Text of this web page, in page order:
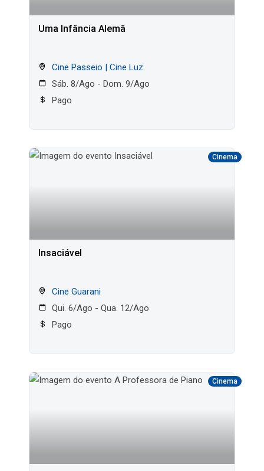
Uma Infância Alemã
Cine Passeio | Cine Luz
Sáb. 8/Ago - Dom. 9/Ago
Pago
Cinema
Insaciável
Cine Guarani
Qui. 6/Ago - Qua. 12/Ago
Pago
Cinema